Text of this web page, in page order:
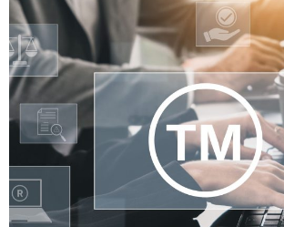
允許設立一人有限公司。這項變革對小
牌或獨資創業家來說，無疑是一大利好
格：彈性與限制 根據《公司法》第 102
應置董事，人數為 1 人以上。這意味著
股東僅需一人即可設立，該股東即為當
司負責人。 多人有限公司：股東人數無
為公司組成份子。 股東資格： 自然人：
備完全行為能力。 法
展，當前的營運規模已無法滿足市場需
圖就成為了必然的下一步。然而，企業
或開拓新市場時，往往會遭遇一系列的
市場滲透率瓶頸：總公司設在單一地點
理位置分散的客戶群。 在地化服務不足
點，無法提供即時、貼近客戶需求的服
度與忠誠度。 稅務與法規複雜性：在新
務活動，如何合法、有效地處理稅務與
令人頭痛的難題。 品牌信任度建立不易